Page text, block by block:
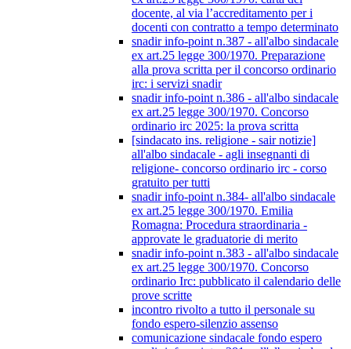
docente, al via l’accreditamento per i
docenti con contratto a tempo determinato
snadir info-point n.387 - all'albo sindacale
ex art.25 legge 300/1970. Preparazione
alla prova scritta per il concorso ordinario
irc: i servizi snadir
snadir info-point n.386 - all'albo sindacale
ex art.25 legge 300/1970. Concorso
ordinario irc 2025: la prova scritta
[sindacato ins. religione - sair notizie]
all'albo sindacale - agli insegnanti di
religione- concorso ordinario irc - corso
gratuito per tutti
snadir info-point n.384- all'albo sindacale
ex art.25 legge 300/1970. Emilia
Romagna: Procedura straordinaria -
approvate le graduatorie di merito
snadir info-point n.383 - all'albo sindacale
ex art.25 legge 300/1970. Concorso
ordinario Irc: pubblicato il calendario delle
prove scritte
incontro rivolto a tutto il personale su
fondo espero-silenzio assenso
comunicazione sindacale fondo espero